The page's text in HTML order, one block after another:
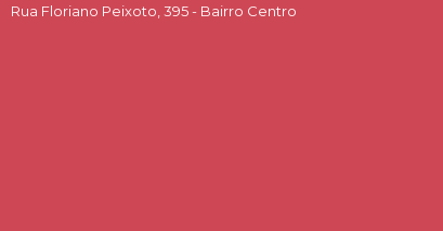
Rua Floriano Peixoto, 395 - Bairro Centro